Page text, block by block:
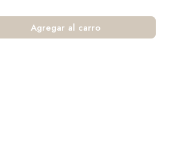
Agregar al carro